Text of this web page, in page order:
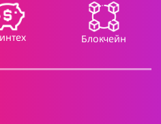
Блокчейн